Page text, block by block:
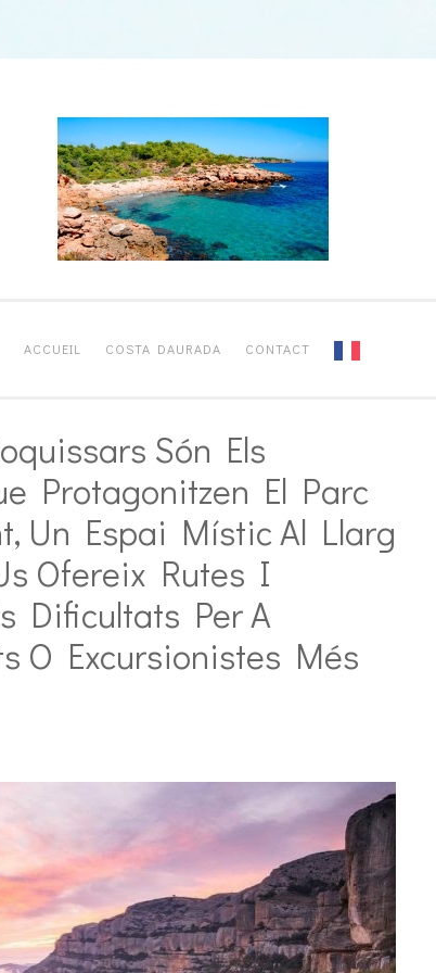
ACCUEIL COSTA DAURADA CONTACT
Són Els
Protagonitzen El Parc
Un Espai Místic Al Llarg
Ofereix Rutes I
Dificultats Per A
O Excursionistes Més